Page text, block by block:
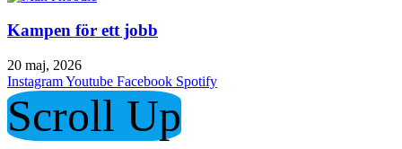
Kampen för ett jobb
20 maj, 2026
InstagramYoutube Facebook Spotify
Scroll Up